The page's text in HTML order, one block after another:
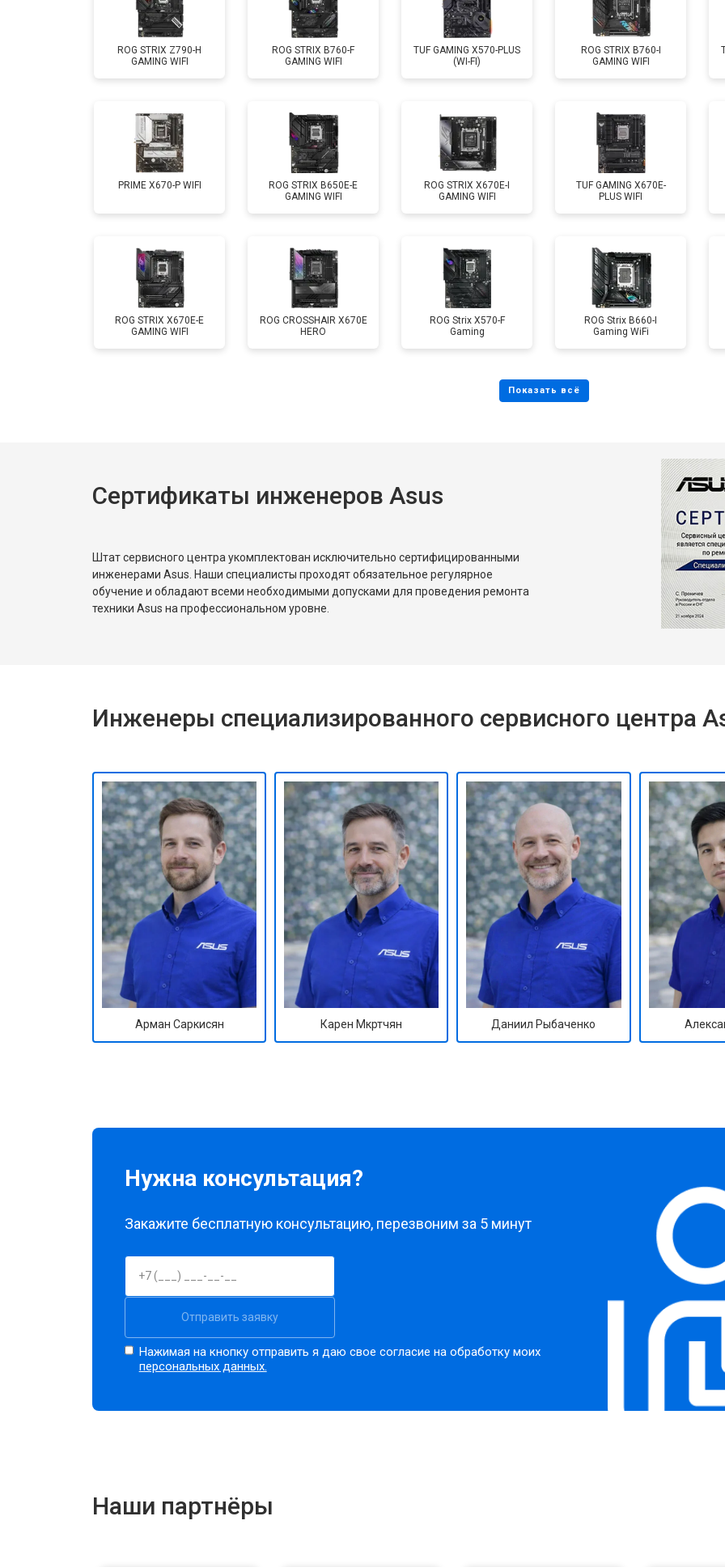
ROG STRIX Z790-H
GAMING WIFI
ROG STRIX B760-F
GAMING WIFI
TUF GAMING X570-PLUS
(WI-FI)
ROG STRIX B760-I
GAMING WIFI
PRIME X670-P WIFI
ROG STRIX B650E-E
GAMING WIFI
ROG STRIX X670E-I
GAMING WIFI
TUF GAMING X670E-
PLUS WIFI
ROG STRIX X670E-E
GAMING WIFI
ROG CROSSHAIR X670E
HERO
ROG Strix X570-F
Gaming
ROG Strix B660-I
Gaming WiFi
Сертификаты инженеров Asus
Штат сервисного центра укомплектован исключительно сертифицированными
инженерами Asus. Наши специалисты проходят обязательное регулярное
обучение и обладают всеми необходимыми допусками для проведения ремонта
техники Asus на профессиональном уровне.
Инженеры специализированного сервисного центра
Арман Саркисян Карен Мкртчян Даниил Рыбаченко
Нужна консультация?
Закажите бесплатную консультацию, перезвоним за 5 минут
Отправить заявку
Нажимая на кнопку отправить я даю свое согласие на обработку моих
персональных данных.
Наши партнёры